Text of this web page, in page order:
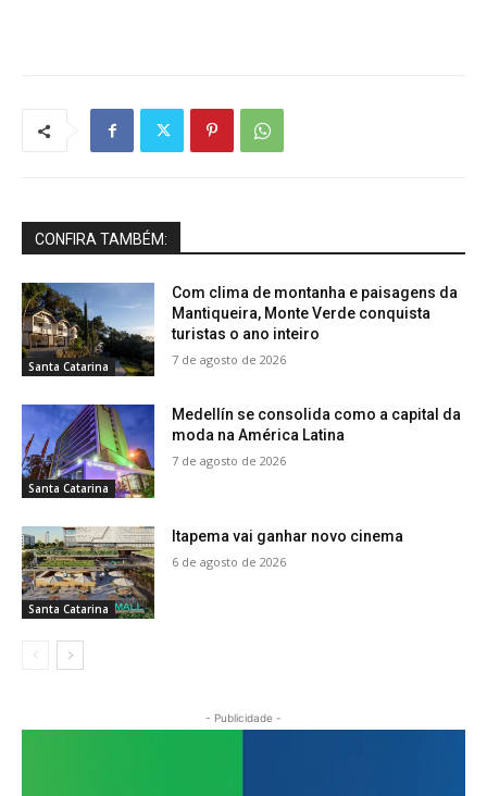
CONFIRA TAMBÉM:
Santa Catarina
Com clima de montanha e paisagens da
Mantiqueira, Monte Verde conquista
turistas o ano inteiro
7 de agosto de 2026
Santa Catarina
Medellín se consolida como a capital da
moda na América Latina
7 de agosto de 2026
Santa Catarina
Itapema vai ganhar novo cinema
6 de agosto de 2026
- Publicidade -